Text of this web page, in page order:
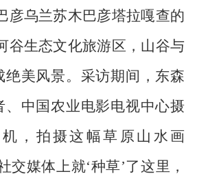
彦乌兰苏木巴彦塔拉嘎查的
谷生态文化旅游区，山谷与
绝美风景。采访期间，东森
、中国农业电影电视中心摄
，拍摄这幅草原山水画
交媒体上就‘种草’了这里，